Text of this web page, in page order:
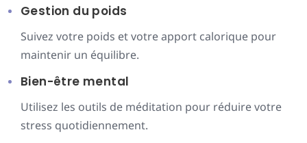
Gestion du poids
Suivez votre poids et votre apport calorique pour
maintenir un équilibre.
Bien-être mental
Utilisez les outils de méditation pour réduire votre
stress quotidiennement.